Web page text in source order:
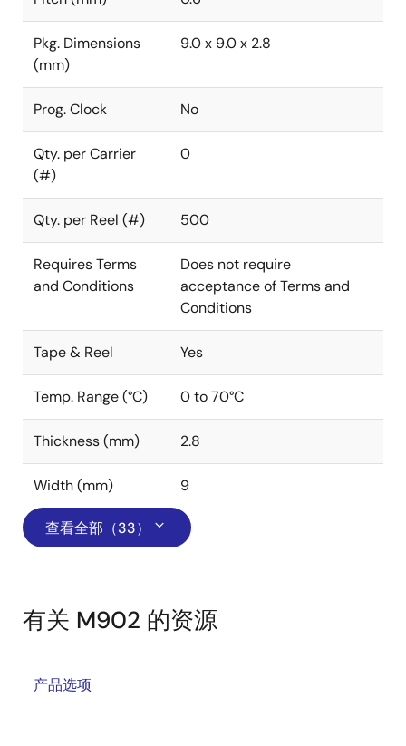
Pkg. Dimensions
(mm)
9.0 x 9.0 x 2.8
Prog. Clock No
Qty. per Carrier
(#)
0
Qty. per Reel (#) 500
Requires Terms
and Conditions
Does not require
acceptance of Terms and
Conditions
Tape & Reel Yes
Temp. Range (°C) 0 to 70°C
Thickness (mm) 2.8
Width (mm) 9
查看全部（33）
有关 M902 的资源
产品选项